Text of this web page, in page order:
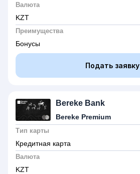
Валюта
KZT
Преимущества
Бонусы
Подать заявку
Bereke Bank
Bereke Premium
Тип карты
Кредитная карта
Валюта
KZT